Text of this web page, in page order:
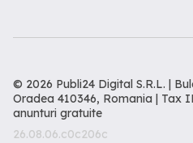
© 2026 Publi24 Digital S.R.L. |
Oradea 410346, Romania | Tax
anunturi gratuite
26.08.06.c0c206c